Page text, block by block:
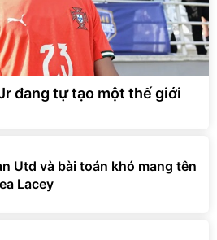
đang tự tạo một thế giới
Utd và bài toán khó mang tên
Lacey